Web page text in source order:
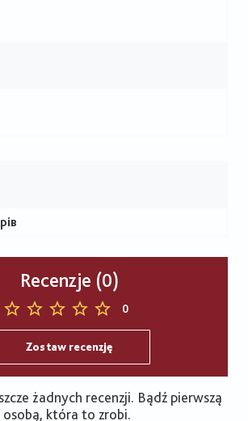
Recenzje (0)
0
Zostaw recenzję
żadnych recenzji. Bądź pierwszą
osobą, która to zrobi.